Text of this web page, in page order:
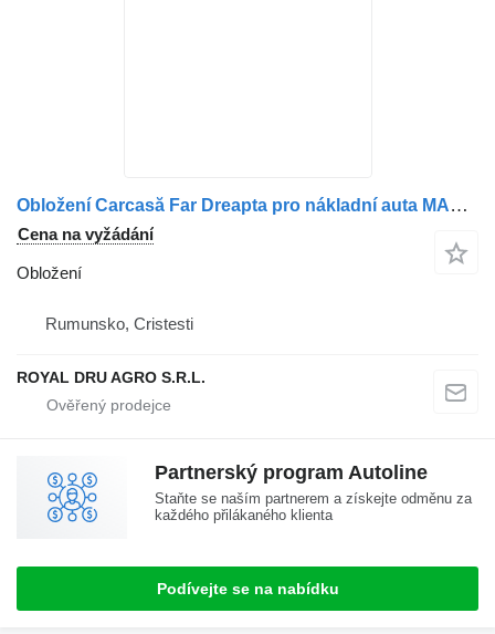
Obložení Carcasă Far Dreapta pro nákladní auta MAN 81416105700 / 81416105728
Cena na vyžádání
Obložení
Rumunsko, Cristesti
ROYAL DRU AGRO S.R.L.
Partnerský program Autoline
Staňte se naším partnerem a získejte odměnu za
každého přilákaného klienta
Podívejte se na nabídku